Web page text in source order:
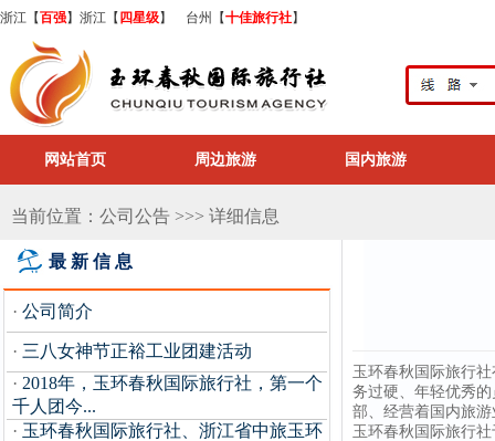
浙江【百强】浙江【 四星级】 台州【十佳旅行社】
网站首页 周边旅游 国内旅游
当前位置：公司公告 >>> 详细信息
最新信息
· 公司简介
· 三八女神节正裕工业团建活动
· 2018年，玉环春秋国际旅行社，第一个
千人团今...
· 玉环春秋国际旅行社、浙江省中旅玉环
玉环春秋国际旅行
务过硬、年轻优秀
部、经营着国内旅
玉环春秋国际旅行